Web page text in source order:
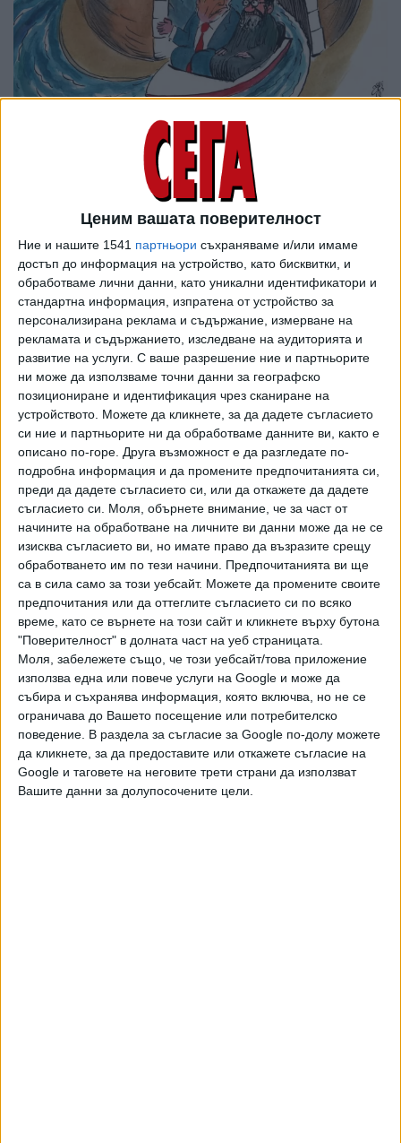
Ценим вашата поверителност
Ние и нашите 1541 партньори съхраняваме и/или имаме
достъп до информация на устройство, като бисквитки, и
обработваме лични данни, като уникални идентификатори и
стандартна информация, изпратена от устройство за
персонализирана реклама и съдържание, измерване на
рекламата и съдържанието, изследване на аудиторията и
развитие на услуги. С ваше разрешение ние и партньорите
ни може да използваме точни данни за географско
позициониране и идентификация чрез сканиране на
устройството. Можете да кликнете, за да дадете съгласието
си ние и партньорите ни да обработваме данните ви, както е
описано по-горе. Друга възможност е да разгледате по-
подробна информация и да промените предпочитанията си,
преди да дадете съгласието си, или да откажете да дадете
съгласието си.
Моля, обърнете внимание, че за част от
начините на обработване на личните ви данни може да не се
изисква съгласието ви, но имате право да възразите срещу
обработването им по тези начини. Предпочитанията ви ще
са в сила само за този уебсайт. Можете да промените своите
предпочитания или да оттеглите съгласието си по всяко
време, като се върнете на този сайт и кликнете върху бутона
"Поверителност" в долната част на уеб страницата.
Моля, забележете също, че този уебсайт/това приложение
използва една или повече услуги на Google и може да
събира и съхранява информация, която включва, но не се
ограничава до Вашето посещение или потребителско
поведение. В раздела за съгласие за Google по-долу можете
да кликнете, за да предоставите или откажете съгласие на
Google и таговете на неговите трети страни да използват
Вашите данни за долупосочените цели.
ПОСЛЕ Разгледай всички
Хавайската Богородица заплака с фентанилови сълзи
Видео Разгледай всички